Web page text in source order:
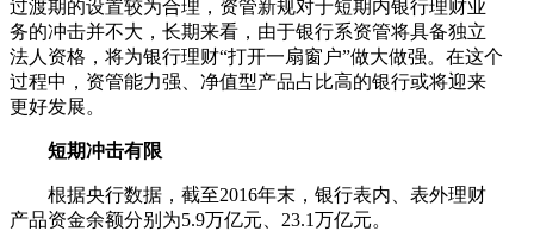
过渡期的设置较为合理，资管新规对于短期内银行理财业
务的冲击并不大，长期来看，由于银行系资管将具备独立
法人资格，将为银行理财“打开一扇窗户”做大做强。在这个
过程中，资管能力强、净值型产品占比高的银行或将迎来
更好发展。
短期冲击有限
根据央行数据，截至2016年末，银行表内、表外理财
产品资金余额分别为5.9万亿元、23.1万亿元。